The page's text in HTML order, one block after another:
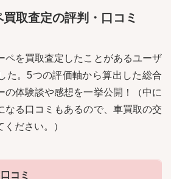
買取査定の評判・口コミ
ペを買取査定したことがあるユーザ
た。5つの評価軸から算出した総合
の体験談や感想を一挙公開！（中に
なる口コミもあるので、車買取の交
ださい。）
コミ